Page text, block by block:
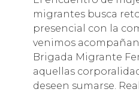
migrantes busca
presencial con la
venimos
Brigada Migrante
aquellas
deseen sumarse.